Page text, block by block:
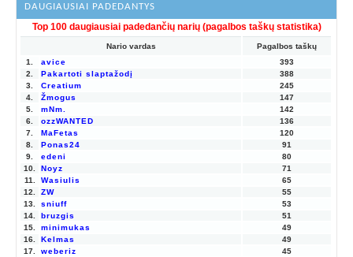
DAUGIAUSIAI PADEDANTYS
Top 100 daugiausiai padedančių narių (pagalbos taškų statistika)
Nario vardas
Pagalbos taškų
1.
avice
393
2.
Pakartoti slaptažodį
388
3.
Creatium
245
4.
Žmogus
147
5.
mNm.
142
6.
ozzWANTED
136
7.
MaFetas
120
8.
Ponas24
91
9.
edeni
80
10.
Noyz
71
11.
Wasiulis
65
12.
ZW
55
13.
sniuff
53
14.
bruzgis
51
15.
minimukas
49
16.
Kelmas
49
17.
weberiz
45